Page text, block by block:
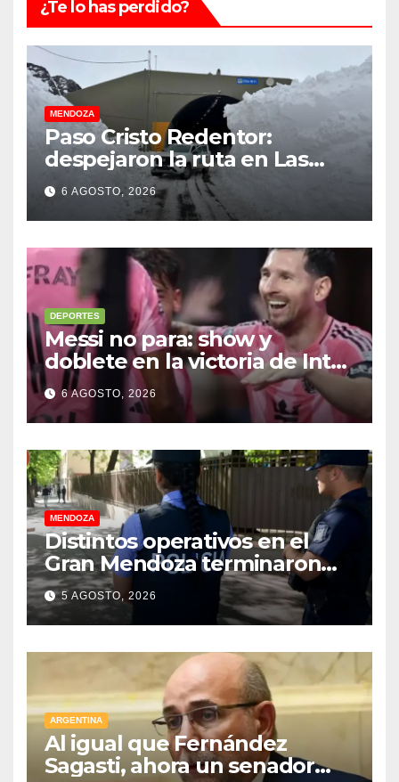
¿Te lo has perdido?
MENDOZA
Paso Cristo Redentor:
despejaron la ruta en Las
Cuevas antes de otro
temporal con unos 1.500
camiones varados
6 AGOSTO, 2026
DEPORTES
Messi no para: show y
doblete en la victoria de Inter
Miami
6 AGOSTO, 2026
MENDOZA
Distintos operativos en el
Gran Mendoza terminaron
con cuatro delincuentes
detenidos
5 AGOSTO, 2026
ARGENTINA
Al igual que Fernández
Sagasti, ahora un senador